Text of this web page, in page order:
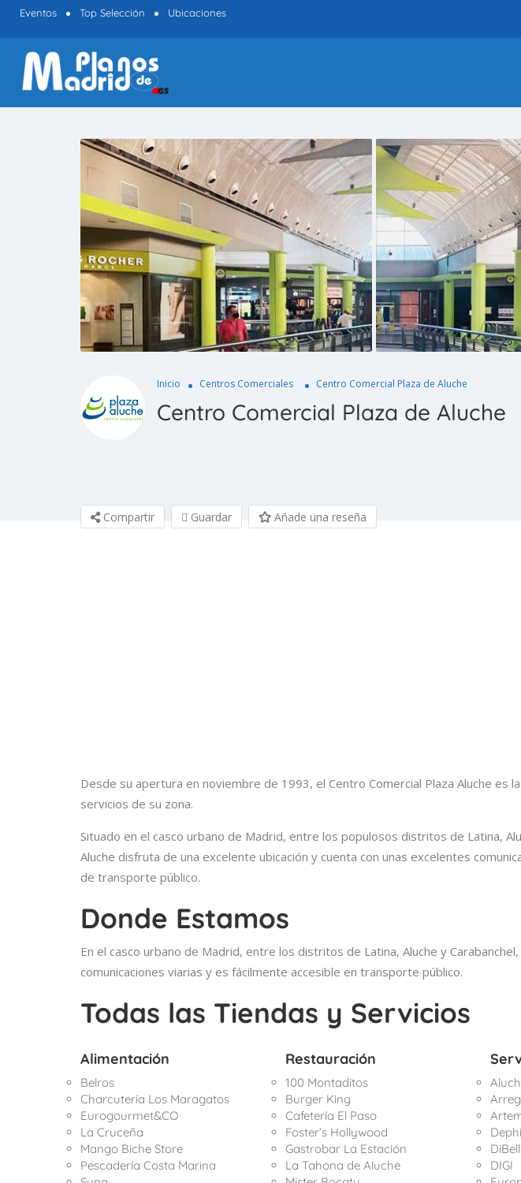
Eventos Top Selección Ubicaciones
Inicio Centros Comerciales Centro Comercial Plaza de Aluche
Centro Comercial Plaza de Aluche
Compartir Guardar Añade una reseña
Desde su apertura en noviembre de 1993, el Centro Comercial Plaza Aluche es
servicios de su zona.
Situado en el casco urbano de Madrid, entre los populosos distritos de Latina,
Aluche disfruta de una excelente ubicación y cuenta con unas excelentes
de transporte público.
Donde Estamos
En el casco urbano de Madrid, entre los distritos de Latina, Aluche y
comunicaciones viarias y es fácilmente accesible en transporte público.
Todas las Tiendas y Servicios
Alimentación
Belros
Charcutería Los Maragatos
Eurogourmet&CO
La Cruceña
Mango Biche Store
Pescadería Costa Marina
Restauración
100 Montaditos
Burger King
Cafetería El Paso
Foster’s Hollywood
Gastrobar La Estación
La Tahona de Aluche
DIGI